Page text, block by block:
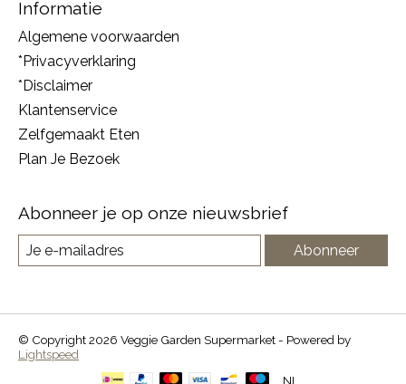
Informatie
Algemene voorwaarden
*Privacyverklaring
*Disclaimer
Klantenservice
Zelfgemaakt Eten
Plan Je Bezoek
Abonneer je op onze nieuwsbrief
Abonneer
© Copyright 2026 Veggie Garden Supermarket - Powered by
Lightspeed
NL